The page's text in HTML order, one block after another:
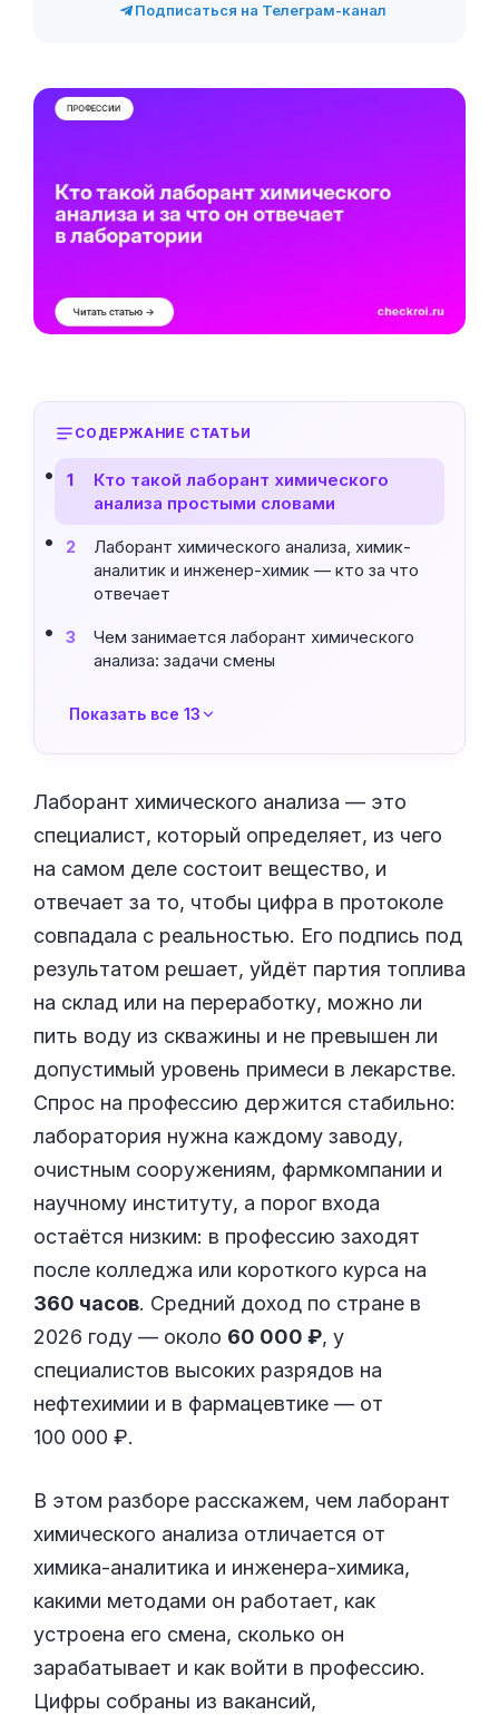
Подписаться на Телеграм-канал
СОДЕРЖАНИЕ СТАТЬИ
1
Кто такой лаборант химического
анализа простыми словами
2
Лаборант химического анализа, химик-
аналитик и инженер-химик — кто за что
отвечает
3
Чем занимается лаборант химического
анализа: задачи смены
Показать все 13
Лаборант химического анализа — это
специалист, который определяет, из чего
на самом деле состоит вещество, и
отвечает за то, чтобы цифра в протоколе
совпадала с реальностью. Его подпись под
результатом решает, уйдёт партия топлива
на склад или на переработку, можно ли
пить воду из скважины и не превышен ли
допустимый уровень примеси в лекарстве.
Спрос на профессию держится стабильно:
лаборатория нужна каждому заводу,
очистным сооружениям, фармкомпании и
научному институту, а порог входа
остаётся низким: в профессию заходят
после колледжа или короткого курса на
360 часов. Средний доход по стране в
2026 году — около 60 000 ₽, у
специалистов высоких разрядов на
нефтехимии и в фармацевтике — от
100 000 ₽.
В этом разборе расскажем, чем лаборант
химического анализа отличается от
химика-аналитика и инженера-химика,
какими методами он работает, как
устроена его смена, сколько он
зарабатывает и как войти в профессию.
Цифры собраны из вакансий,